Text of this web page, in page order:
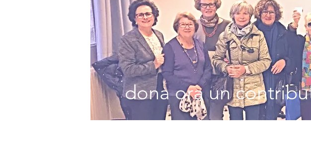
dona ora un